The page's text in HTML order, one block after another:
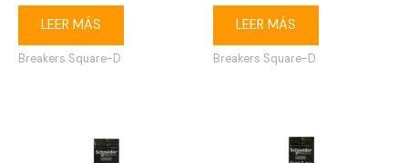
LEER MÁS
Breakers Square-D
LEER MÁS
Breakers Square-D